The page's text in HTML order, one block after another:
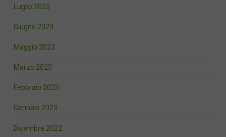
Luglio 2023
Giugno 2023
Maggio 2023
Marzo 2023
Febbraio 2023
Gennaio 2023
Dicembre 2022